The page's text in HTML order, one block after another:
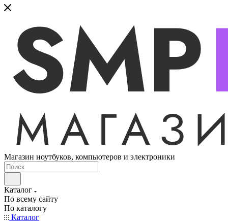
Магазин ноутбуков, компьютеров и электроники
Каталог
По всему сайту
По каталогу
Каталог